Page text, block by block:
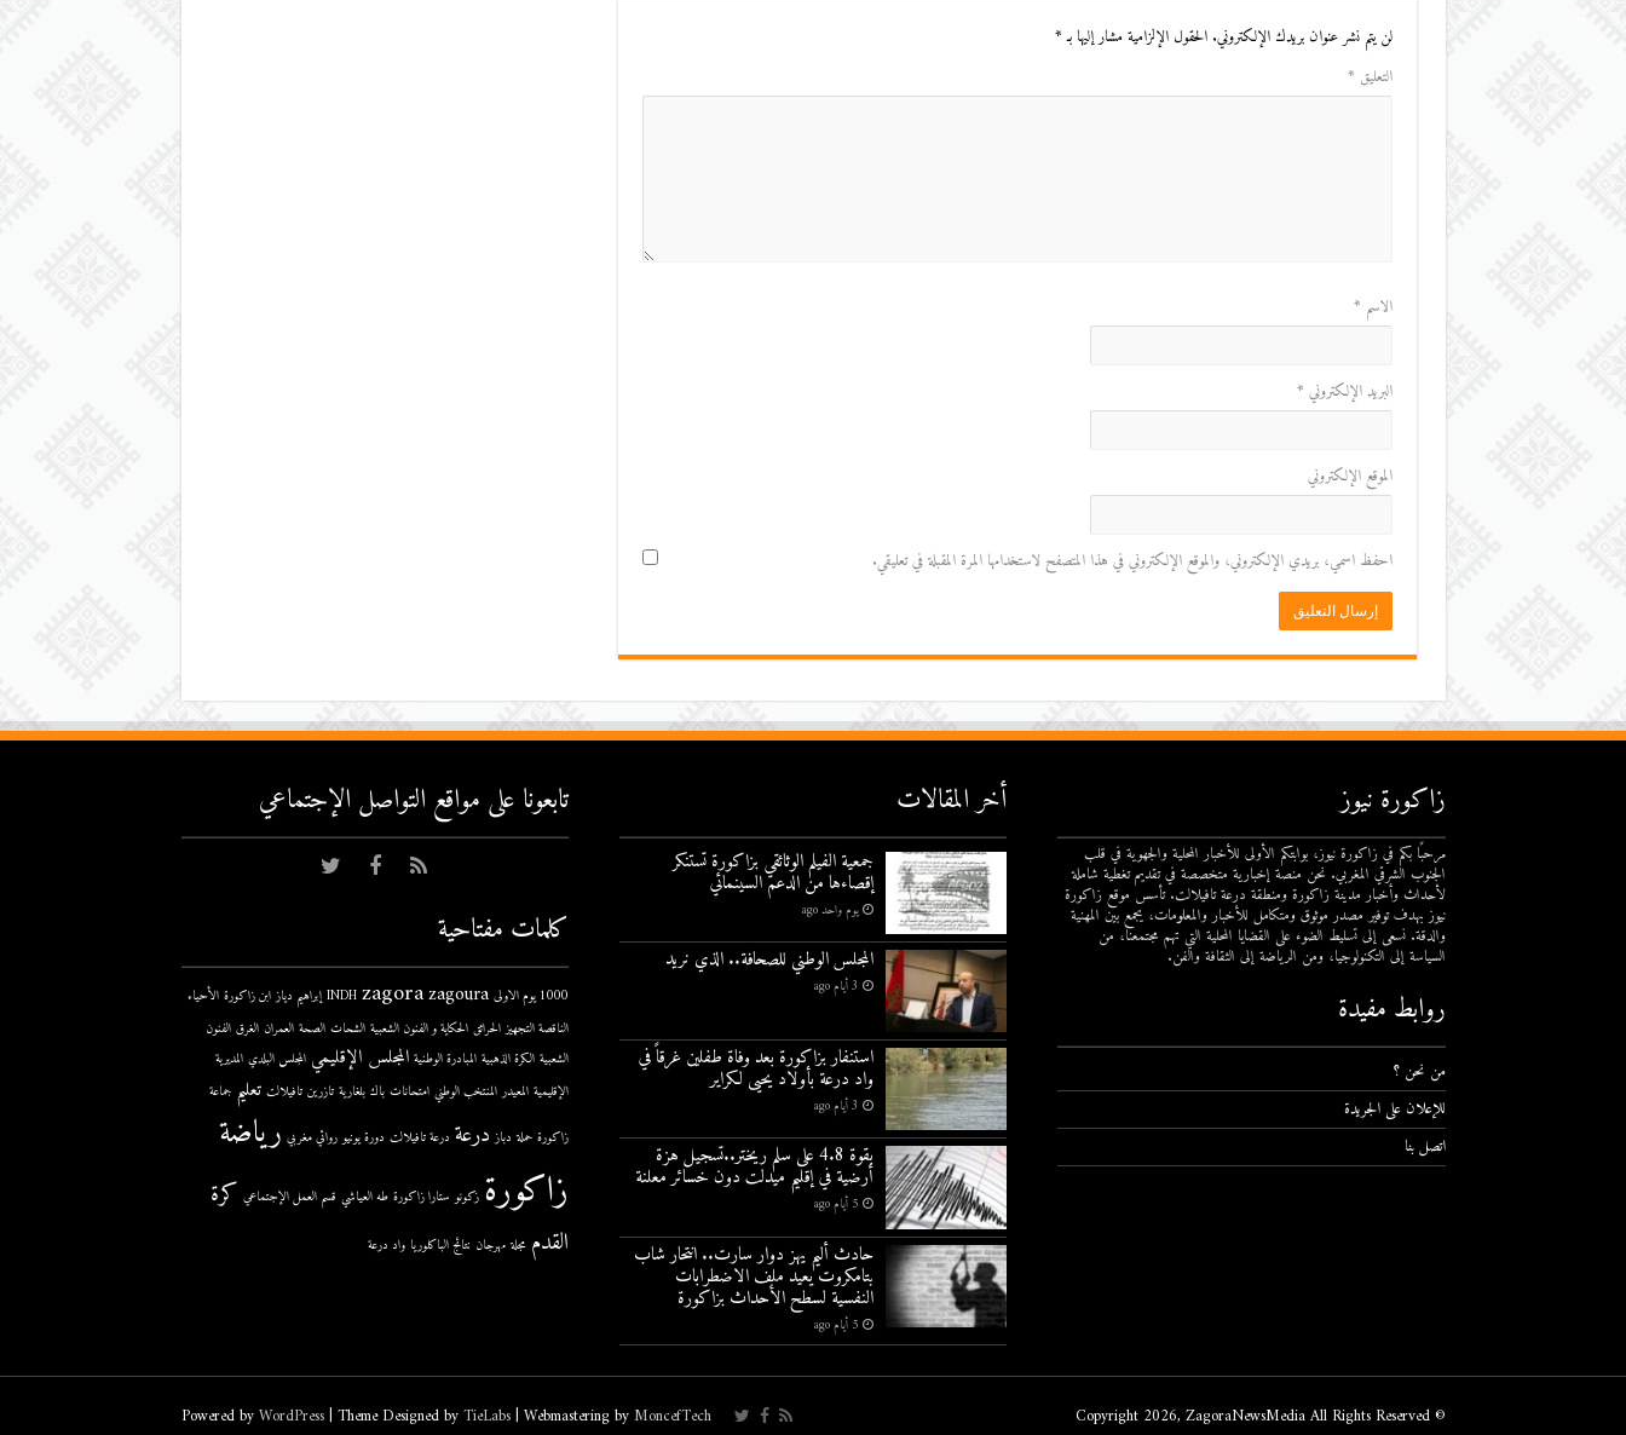
لن يتم نشر عنوان بريدك الإلكتروني. الحقول الإلزامية مشار إليها بـ*
التعليق *
الاسم *
البريد الإلكتروني *
الموقع الإلكتروني
احفظ اسمي، بريدي الإلكتروني، والموقع الإلكتروني في هذا المتصفح لاستخدامها المرة المقبلة في تعليقي.
زاكورة نيوز
مرحبًا بكم في زاكورة نيوز، بوابتكم الأولى للأخبار المحلية والجهوية في قلب
الجنوب الشرقي المغربي. نحن منصة إخبارية متخصصة في تقديم تغطية شاملة
لأحداث وأخبار مدينة زاكورة ومنطقة درعة تافيلالت. تأسس موقع زاكورة
نيوز بهدف توفير مصدر موثوق ومتكامل للأخبار والمعلومات، يجمع بين المهنية
والدقة. نسعى إلى تسليط الضوء على القضايا المحلية التي تهم مجتمعنا، من
السياسة إلى التكنولوجيا، ومن الرياضة إلى الثقافة والفن.
روابط مفيدة
من نحن ؟
للإعلان على الجريدة
اتصل بنا
أخر المقالات
جمعية الفيلم الوثائقي بزاكورة تستنكر
إقصاءها من الدعم السينمائي
يوم واحد ago
المجلس الوطني للصحافة.. الذي نريد
3 أيام ago
استنفار بزاكورة بعد وفاة طفلين غرقاً في
واد درعة بأولاد يحيى لكراير
3 أيام ago
بقوة 4.8 على سلم ريختر..تسجيل هزة
أرضية في إقليم ميدلت دون خسائر معلنة
5 أيام ago
حادث أليم يهز دوار سارت.. انتحار شاب
بتامكروت يعيد ملف الاضطرابات
النفسية لسطح الأحداث بزاكورة
5 أيام ago
تابعونا على مواقع التواصل اﻹجتماعي
كلمات مفتاحية
1000 يوم الاولى INDH zagorazagoura إبراهيم دياز ابن زاكورة الأحياء
الناقصة التجهيز الحرائق الحكاية و الفنون الشعبية الشحات الصحة العمران الغرق الفنون
الشعبية الكرة الذهبية المبادرة الوطنية المجلس الإقليمي المجلس البلدي المديرية
الإقليمية المعيدر المنتخب الوطني امتحانات باك بلغارية تازرين تافيلالت تعليم جماعة
زاكورة حملة دباز درعة درعة تافيلالت دورة يونيو روائي مغربي رياضة
زاكورة زكونو ستارا زاكورة طه العياشي قسم العمل الإجتماعي كرة
القدم مجلة مهرجان نتائج الباكلوريا واد درعة
Powered byWordPress| Theme Designed byTieLabs| Webmastering byMoncefTech © Copyright 2026, ZagoraNewsMedia All Rights Reserved